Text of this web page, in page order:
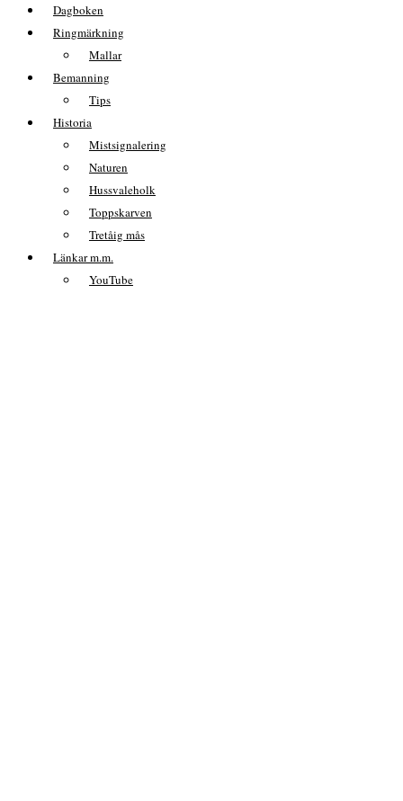
Dagboken
Ringmärkning
Mallar
Bemanning
Tips
Historia
Mistsignalering
Naturen
Hussvaleholk
Toppskarven
Tretåig mås
Länkar m.m.
YouTube